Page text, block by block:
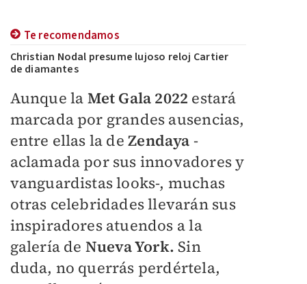
Te recomendamos
Christian Nodal presume lujoso reloj Cartier
de diamantes
Aunque la Met Gala 2022 estará
marcada por grandes ausencias,
entre ellas la de Zendaya -
aclamada por sus innovadores y
vanguardistas looks-, muchas
otras celebridades llevarán sus
inspiradores atuendos a la
galería de Nueva York. Sin
duda, no querrás perdértela,